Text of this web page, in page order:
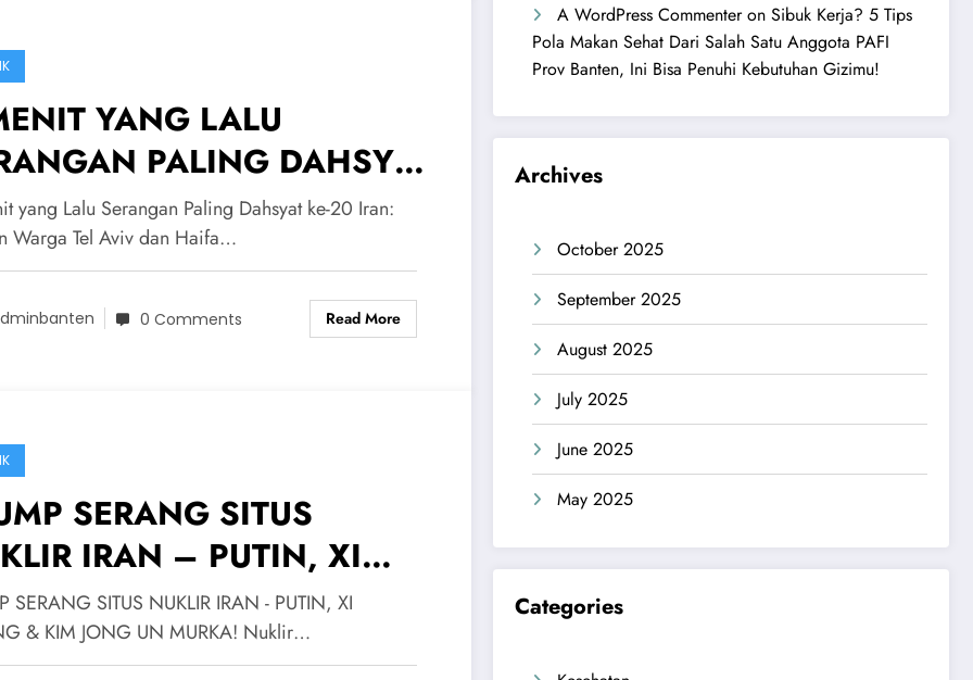
YANG LALU
PALING DAHSYAT
– Ribuan Warga
dan Haifa Jadi Korban
yang Lalu Serangan Paling Dahsyat ke-20 Iran:
Warga Tel Aviv dan Haifa…
0 Comments Read More
SERANG SITUS
IRAN – PUTIN, XI
& KIM JONG UN
Nuklir Iran Siap
SERANG SITUS NUKLIR IRAN - PUTIN, XI
& KIM JONG UN MURKA! Nuklir…
A WordPress CommenteronSibuk Kerja? 5 Tips
Pola Makan Sehat Dari Salah Satu Anggota PAFI
Prov Banten, Ini Bisa Penuhi Kebutuhan Gizimu!
Archives
October 2025
September 2025
August 2025
July 2025
June 2025
May 2025
Categories